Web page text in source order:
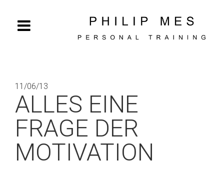
Kontaktdaten Hauptmenü
11/06/13
ALLES EINE
FRAGE DER
MOTIVATION